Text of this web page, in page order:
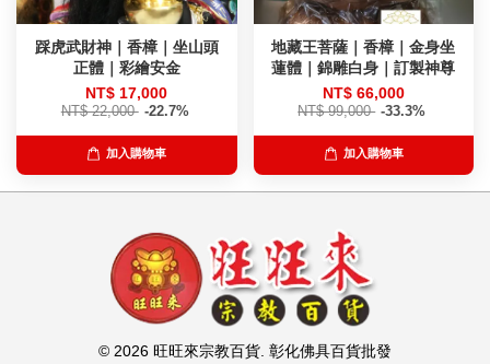
踩虎武財神｜香樟｜坐山頭
正體｜彩繪安金
NT$ 17,000
NT$ 22,000 -22.7%
加入購物車
地藏王菩薩｜香樟｜金身坐
蓮體｜錦雕白身｜訂製神尊
NT$ 66,000
NT$ 99,000 -33.3%
加入購物車
© 2026 旺旺來宗教百貨. 彰化佛具百貨批發